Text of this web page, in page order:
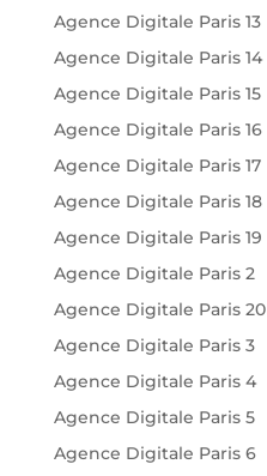
Agence Digitale Paris 13
Agence Digitale Paris 14
Agence Digitale Paris 15
Agence Digitale Paris 16
Agence Digitale Paris 17
Agence Digitale Paris 18
Agence Digitale Paris 19
Agence Digitale Paris 2
Agence Digitale Paris 20
Agence Digitale Paris 3
Agence Digitale Paris 4
Agence Digitale Paris 5
Agence Digitale Paris 6